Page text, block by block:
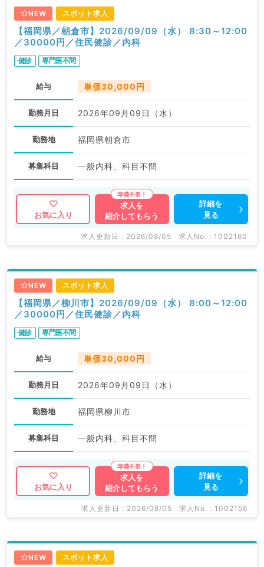
NEW スポット求人
【福岡県／朝倉市】2026/09/09（水） 8:30～12:00
／30000円／住民健診／内科
健診 専門医不問
給与 単価30,000円
勤務月日 2026年09月09日（水）
勤務地 福岡県朝倉市
募集科目 一般内科、科目不問
お気に入り
求人を
紹介してもらう
詳細を
見る
求人更新日 : 2026/08/05 求人No. : 1002160
NEW スポット求人
【福岡県／柳川市】2026/09/09（水） 8:00～12:00
／30000円／住民健診／内科
健診 専門医不問
給与 単価30,000円
勤務月日 2026年09月09日（水）
勤務地 福岡県柳川市
募集科目 一般内科、科目不問
お気に入り
求人を
紹介してもらう
詳細を
見る
求人更新日 : 2026/08/05 求人No. : 1002156
NEW スポット求人